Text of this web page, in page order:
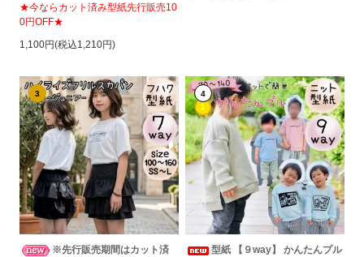
★今ならカット済み型紙先行販売10
0円OFF★
1,100円(税込1,210円)
3
※先行販売期間はカット済
4
型紙 【９way】 かんたんプル